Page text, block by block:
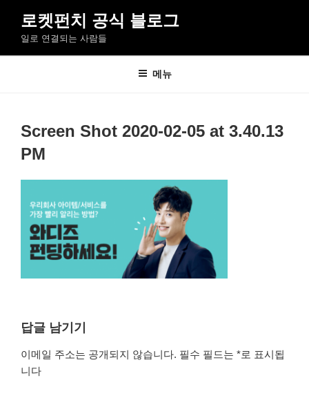
로
로켓펀치 공식 블로그
일로 연결되는 사람들
메뉴
Screen Shot 2020-02-05 at 3.40.13
PM
답글 남기기
이메일 주소는 공개되지 않습니다. 필수 필드는 *로 표시됩
니다